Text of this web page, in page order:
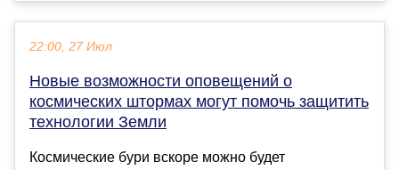
22:00, 27 Июл
Новые возможности оповещений о
космических штормах могут помочь защитить
технологии Земли
Космические бури вскоре можно будет